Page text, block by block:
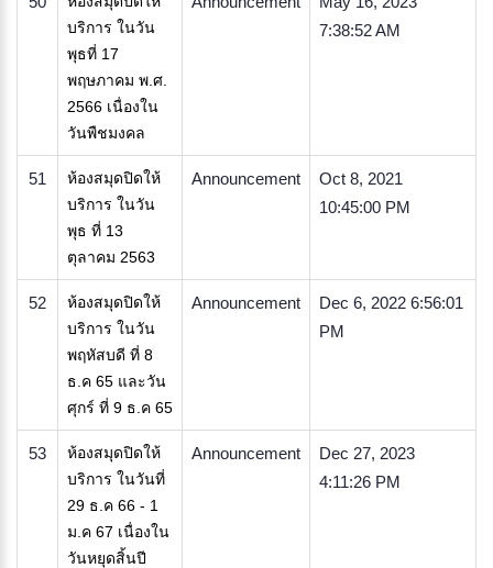
บริการ ในวัน
พุธที่ 17
พฤษภาคม พ.ศ.
2566 เนื่องใน
วันพืชมงคล
7:38:52 AM
51
ห้องสมุดปิดให้
บริการ ในวัน
พุธ ที่ 13
ตุลาคม 2563
Announcement
Oct 8, 2021
10:45:00 PM
52
ห้องสมุดปิดให้
บริการ ในวัน
พฤหัสบดี ที่ 8
ธ.ค 65 และวัน
ศุกร์ ที่ 9 ธ.ค 65
Announcement
Dec 6, 2022 6:56:01
PM
53
ห้องสมุดปิดให้
บริการ ในวันที่
29 ธ.ค 66 - 1
ม.ค 67 เนื่องใน
วันหยุดสิ้นปี
Announcement
Dec 27, 2023
4:11:26 PM